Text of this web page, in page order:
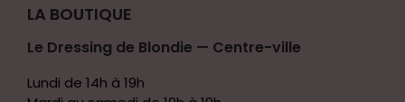
LA BOUTIQUE
Le Dressing de Blondie — Centre-ville
Lundi de 14h à 19h